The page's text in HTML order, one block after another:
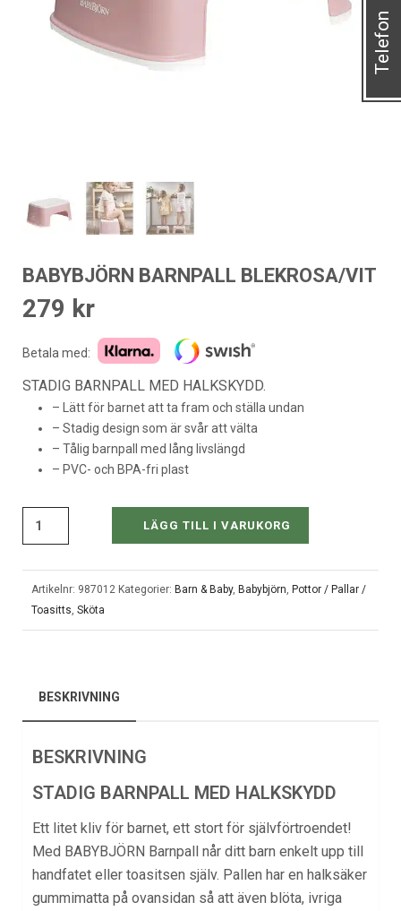
BABYBJÖRN BARNPALL BLEKROSA/VIT
279 kr
Betala med:
STADIG BARNPALL MED HALKSKYDD.
– Lätt för barnet att ta fram och ställa undan
– Stadig design som är svår att välta
– Tålig barnpall med lång livslängd
– PVC- och BPA-fri plast
LÄGG TILL I VARUKORG
Artikelnr: 987012 Kategorier: Barn & Baby, Babybjörn, Pottor / Pallar /
Toasitts, Sköta
BESKRIVNING
BESKRIVNING
STADIG BARNPALL MED HALKSKYDD
Ett litet kliv för barnet, ett stort för självförtroendet!
Med BABYBJÖRN Barnpall når ditt barn enkelt upp till
handfatet eller toasitsen själv. Pallen har en halksäker
gummimatta på ovansidan så att även blöta, ivriga
Telefon